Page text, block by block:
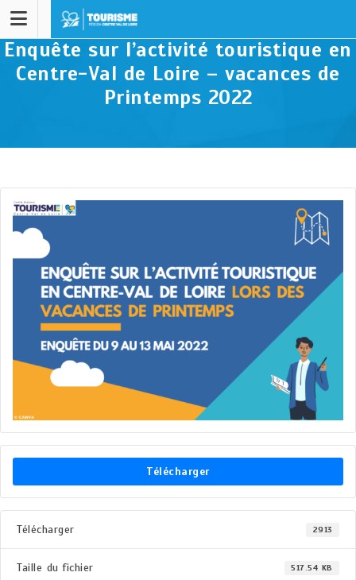
Enquête sur l’activité touristique en
Centre-Val de Loire – vacances de
Printemps 2022
Télécharger
Télécharger 2913
Taille du fichier 517.54 KB